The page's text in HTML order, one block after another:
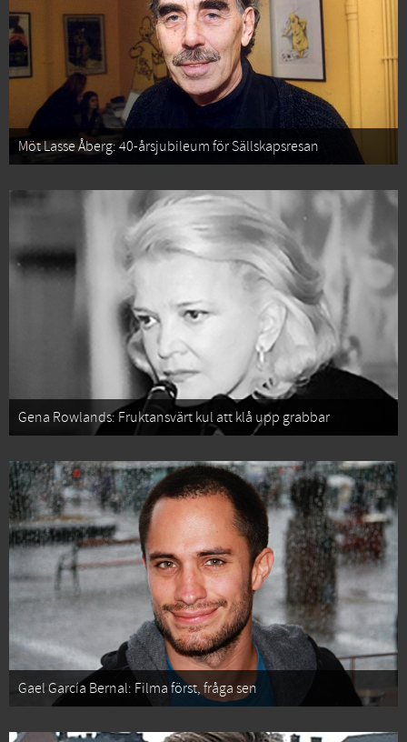
Möt Lasse Åberg: 40-årsjubileum för Sällskapsresan
Gena Rowlands: Fruktansvärt kul att klå upp grabbar
Gael García Bernal: Filma först, fråga sen